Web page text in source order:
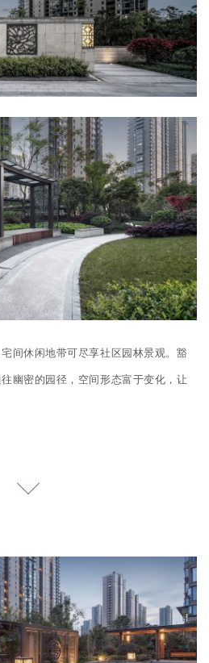
间休闲地带可尽享社区园林景观。豁
幽密的园径，空间形态富于变化，让